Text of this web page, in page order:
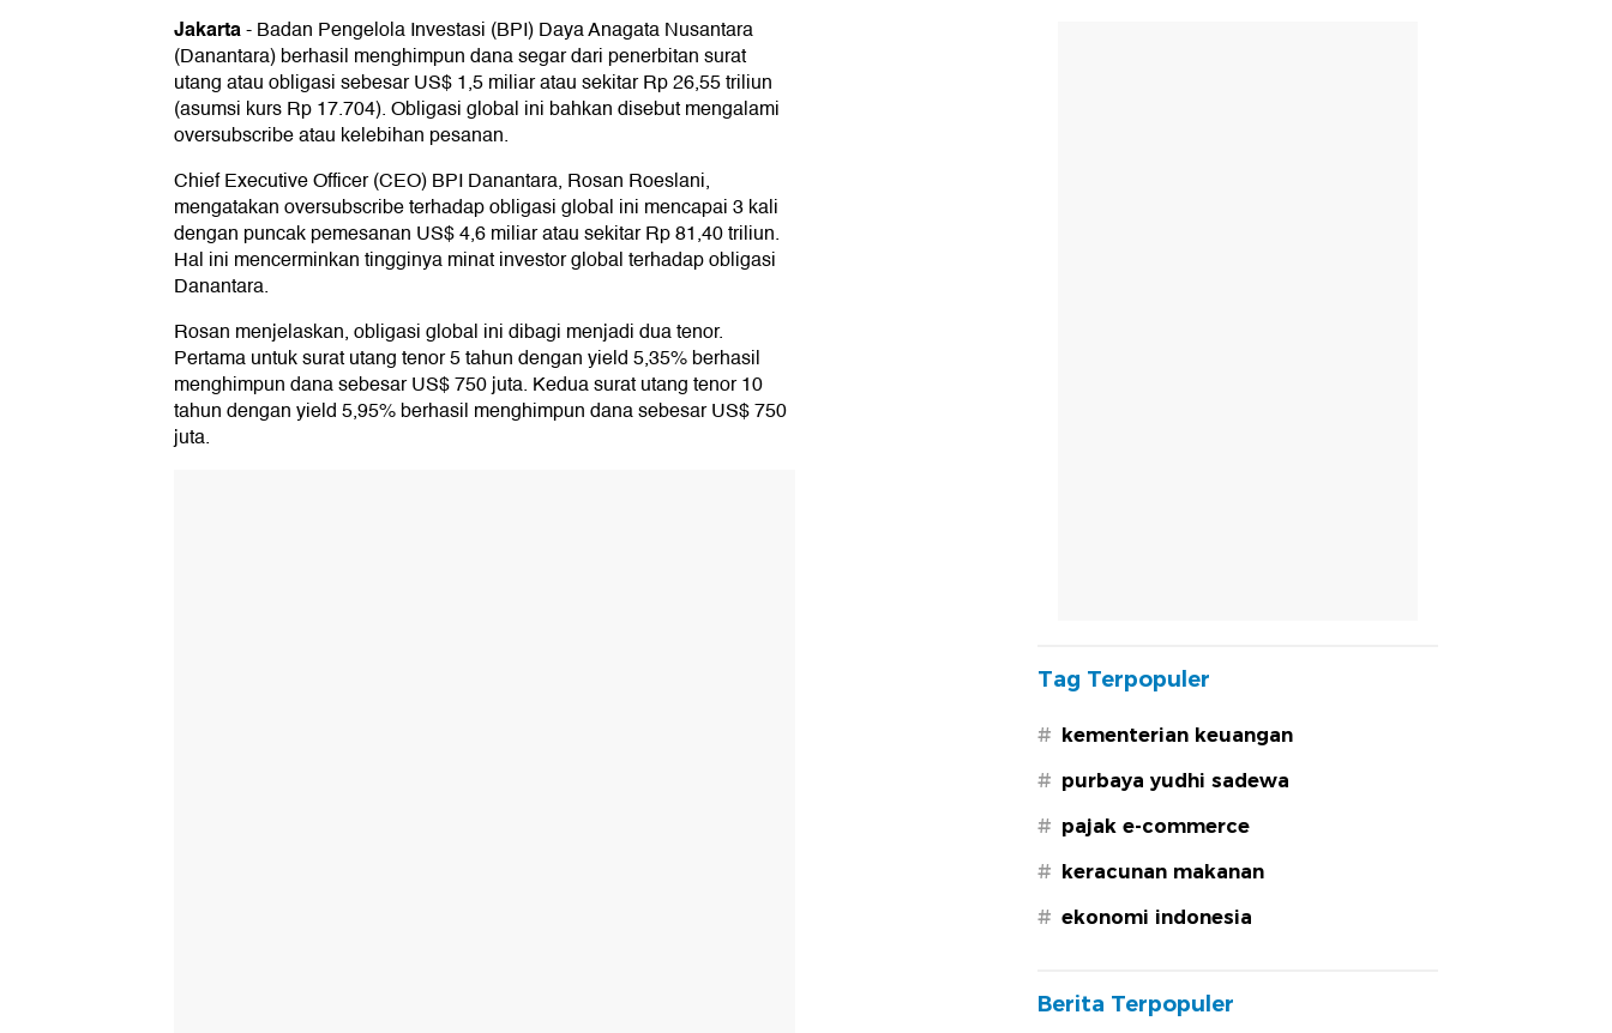
Jakarta-Badan Pengelola Investasi (BPI) Daya Anagata Nusantara
(Danantara) berhasil menghimpun dana segar dari penerbitan surat
utang atau obligasi sebesar US$ 1,5 miliar atau sekitar Rp 26,55 triliun
(asumsi kurs Rp 17.704). Obligasi global ini bahkan disebut mengalami
oversubscribe atau kelebihan pesanan.
Chief Executive Officer (CEO) BPI Danantara, Rosan Roeslani,
mengatakan oversubscribe terhadap obligasi global ini mencapai 3 kali
dengan puncak pemesanan US$ 4,6 miliar atau sekitar Rp 81,40 triliun.
Hal ini mencerminkan tingginya minat investor global terhadap obligasi
Danantara.
Rosan menjelaskan, obligasi global ini dibagi menjadi dua tenor.
Pertama untuk surat utang tenor 5 tahun dengan yield 5,35% berhasil
menghimpun dana sebesar US$ 750 juta. Kedua surat utang tenor 10
tahun dengan yield 5,95% berhasil menghimpun dana sebesar US$ 750
juta.
Tag Terpopuler
# kementerian keuangan
# purbaya yudhi sadewa
# pajak e-commerce
# keracunan makanan
# ekonomi indonesia
Berita Terpopuler